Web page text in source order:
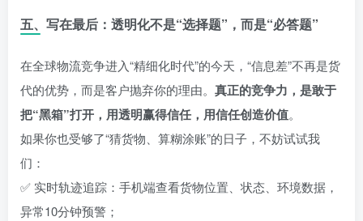
五、写在最后：透明化不是“选择题”，而是“必答题”
在全球物流竞争进入“精细化时代”的今天，“信息差”不再是货
代的优势，而是客户抛弃你的理由。 真正的竞争力，是敢于
把“黑箱”打开，用透明赢得信任，用信任创造价值。
如果你也受够了“猜货物、算糊涂账”的日子，不妨试试我
们：
✅ 实时轨迹追踪：手机端查看货物位置、状态、环境数据，
异常10分钟预警；